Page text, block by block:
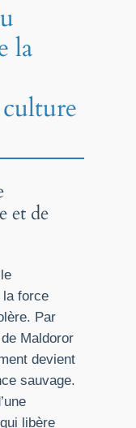
la
et de
la force
Par
Maldoror
devient
sauvage.
libère